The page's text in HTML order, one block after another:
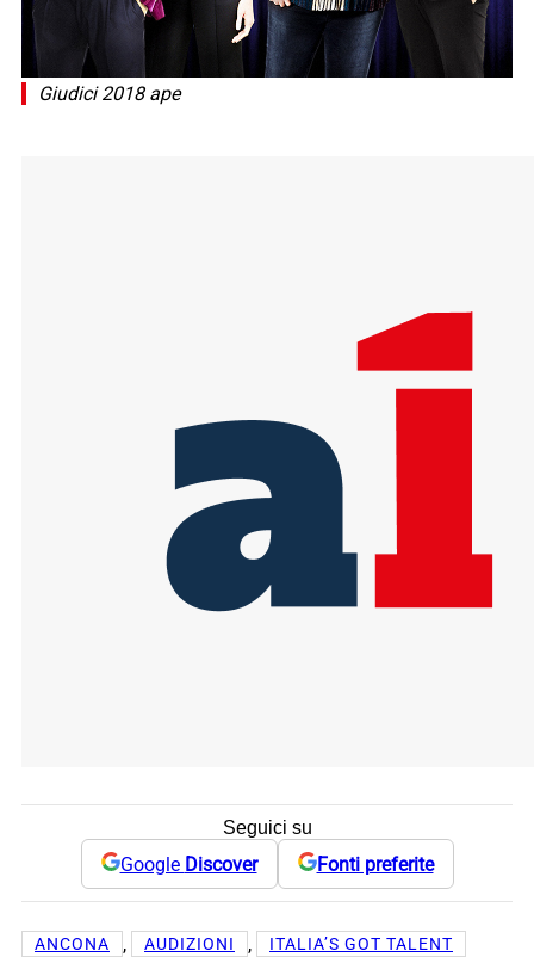
Giudici 2018 ape
Seguici su
Google Discover Fonti preferite
ANCONA , AUDIZIONI , ITALIA’S GOT TALENT